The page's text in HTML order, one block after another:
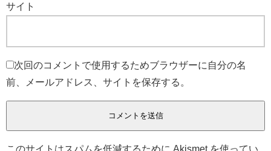
サイト
次回のコメントで使用するためブラウザーに自分の名
前、メールアドレス、サイトを保存する。
このサイトはスパムを低減するために Akismet を使ってい